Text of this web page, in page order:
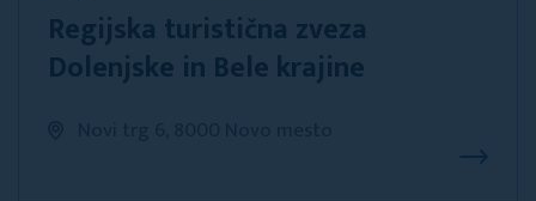
Regijska turistična zveza
Dolenjske in Bele krajine